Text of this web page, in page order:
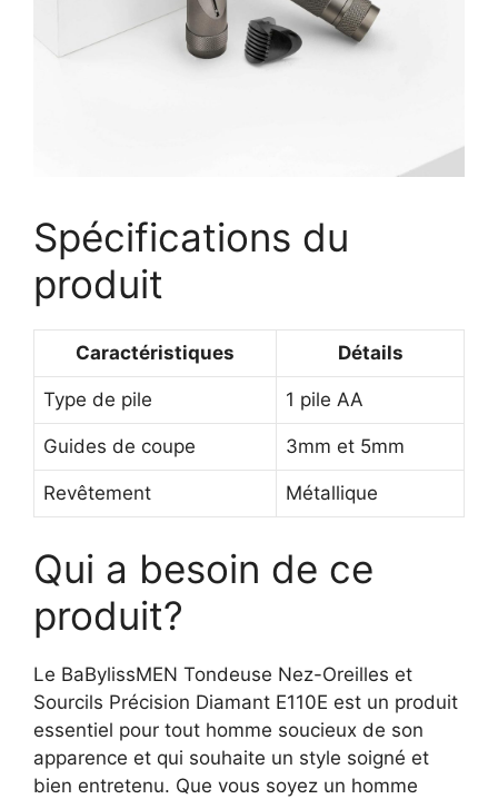
Spécifications du
produit
Caractéristiques Détails
Type de pile 1 pile AA
Guides de coupe 3mm et 5mm
Revêtement Métallique
Qui a besoin de ce
produit?
Le BaBylissMEN Tondeuse Nez-Oreilles et
Sourcils Précision Diamant E110E est un produit
essentiel pour tout homme soucieux de son
apparence et qui souhaite un style soigné et
bien entretenu. Que vous soyez un homme